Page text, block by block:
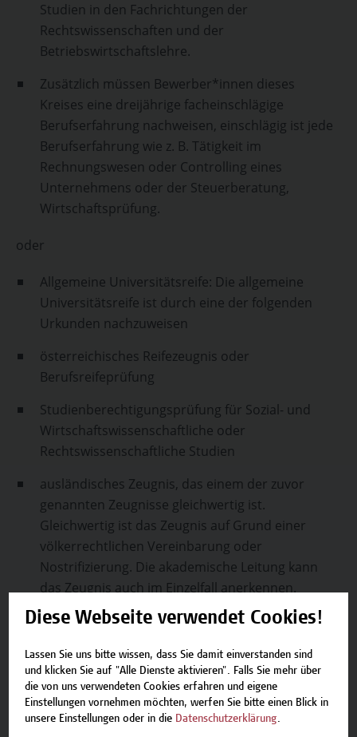
Studien in den Fachrichtungen der
Rechtswissenschaften und der
Betriebswirtschaftslehre.
Zusätzlich müssen Bewerber*innen dieses
Kreises eine dreijährige facheinschlägige
Berufserfahrung nachweisen, einschlägig ist jede
Berufserfahrung wie z. B. Tätigkeit im
Rechnungswesen oder Controlling eines
Unternehmens oder der Steuerberatung,
Wirtschaftsprüfung.
oder
Allgemeine Universitätsreife: Die allgemeine
Universitätsreife ist durch eine der folgenden
Urkunden nachzuweisen
österreichisches Reifezeugnis oder
Berufsreifeprüfung
Studienberechtigungsprüfung für Sozial- und
Wirtschaftswissenschaftliche oder
Rechtswissenschaftliche Studien
ausländisches Zeugnis, das einem der zuvor
genannten Zeugnisse gleichwertig ist.
Gleichwertig ist das Zeugnis auf Grund einer
völkerrechtlichen Vereinbarung oder
Nostrifizierung. Die akademische Leitung kann
das Zeugnis auch im Einzelfall anerkennen.
Zusätzlich müssen Bewerber*innen dieses
Berufserfahrung nachweisen, einschlägig ist jede
Berufserfahrung wie zB Tätigkeit im
Rechnungswesen oder Controlling eines
Unternehmens oder der Steuerberatung,
Diese Webseite verwendet Cookies!
Lassen Sie uns bitte wissen, dass Sie damit einverstanden sind
und klicken Sie auf "Alle Dienste aktivieren". Falls Sie mehr über
die von uns verwendeten Cookies erfahren und eigene
Einstellungen vornehmen möchten, werfen Sie bitte einen Blick in
unsere Einstellungen oder in die Datenschutzerklärung.